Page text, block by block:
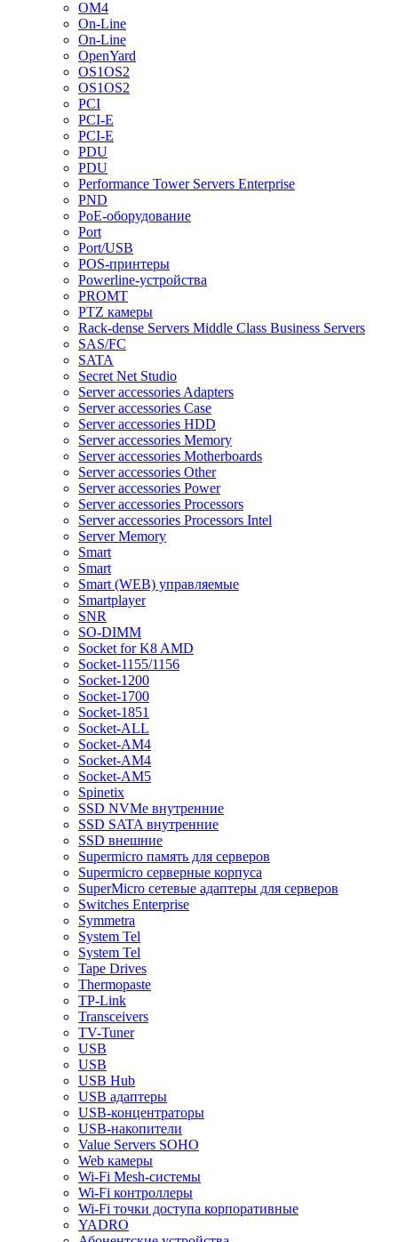
OM4
On-Line
On-Line
OpenYard
OS1OS2
OS1OS2
PCI
PCI-E
PCI-E
PDU
PDU
Performance Tower Servers Enterprise
PND
PoE-оборудование
Port
Port/USB
POS-принтеры
Powerline-устройства
PROMT
PTZ камеры
Rack-dense Servers Middle Class Business Servers
SAS/FC
SATA
Secret Net Studio
Server accessories Adapters
Server accessories Case
Server accessories HDD
Server accessories Memory
Server accessories Motherboards
Server accessories Other
Server accessories Power
Server accessories Processors
Server accessories Processors Intel
Server Memory
Smart
Smart
Smart (WEB) управляемые
Smartplayer
SNR
SO-DIMM
Socket for K8 AMD
Socket-1155/1156
Socket-1200
Socket-1700
Socket-1851
Socket-ALL
Socket-AM4
Socket-AM4
Socket-AM5
Spinetix
SSD NVMe внутренние
SSD SATA внутренние
SSD внешние
Supermicro память для серверов
Supermicro серверные корпуса
SuperMicro сетевые адаптеры для серверов
Switches Enterprise
Symmetra
System Tel
System Tel
Tape Drives
Thermopaste
TP-Link
Transceivers
TV-Tuner
USB
USB
USB Hub
USB адаптеры
USB-концентраторы
USB-накопители
Value Servers SOHO
Web камеры
Wi-Fi Mesh-системы
Wi-Fi контроллеры
Wi-Fi точки доступа корпоративные
YADRO